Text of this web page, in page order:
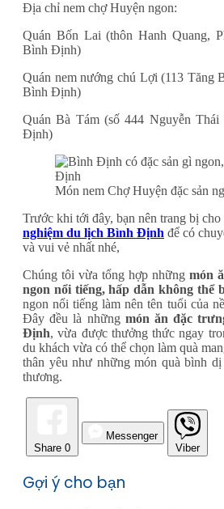
Địa chỉ nem chợ Huyện ngon:
Quán Bốn Lai (thôn Hanh Quang,
Bình Định)
Quán nem nướng chú Lợi (113 Tăng
Bình Định)
Quán Bà Tám (số 444 Nguyễn
Định)
Món nem Chợ Huyện đặc sản
Trước khi tới đây, bạn nên trang bị cho
nghiệm du lịch Bình Định để có
và vui vẻ nhất nhé,
Chúng tôi vừa tổng hợp những món
ngon nổi tiếng, hấp dẫn không thể
ngon nổi tiếng làm nên tên tuổi của
Đây đều là những món ăn đặc
Định, vừa được thưởng thức ngay
du khách vừa có thể chọn làm quà
thân yêu như những món quà bình
thương.
Share 0
Messenger
Viber
Gợi ý cho bạn